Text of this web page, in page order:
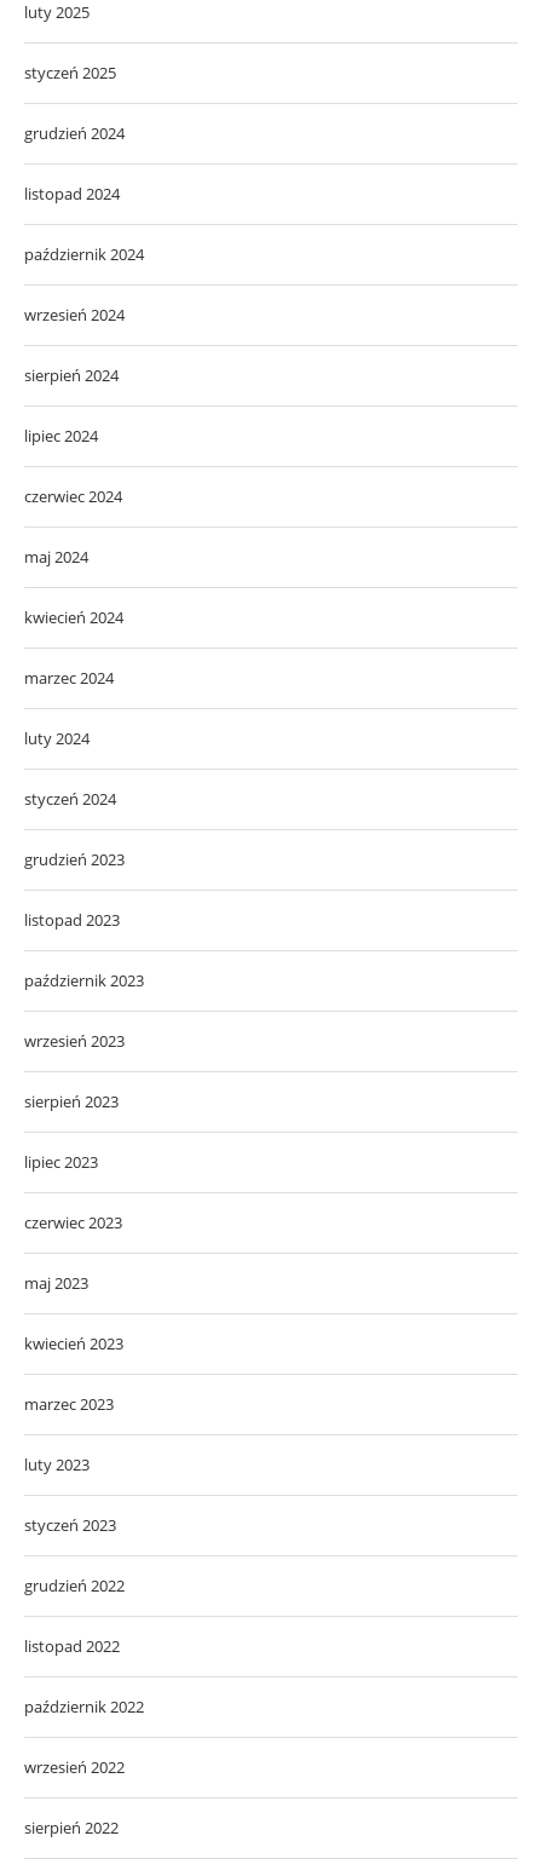
luty 2025
styczeń 2025
grudzień 2024
listopad 2024
październik 2024
wrzesień 2024
sierpień 2024
lipiec 2024
czerwiec 2024
maj 2024
kwiecień 2024
marzec 2024
luty 2024
styczeń 2024
grudzień 2023
listopad 2023
październik 2023
wrzesień 2023
sierpień 2023
lipiec 2023
czerwiec 2023
maj 2023
kwiecień 2023
marzec 2023
luty 2023
styczeń 2023
grudzień 2022
listopad 2022
październik 2022
wrzesień 2022
sierpień 2022